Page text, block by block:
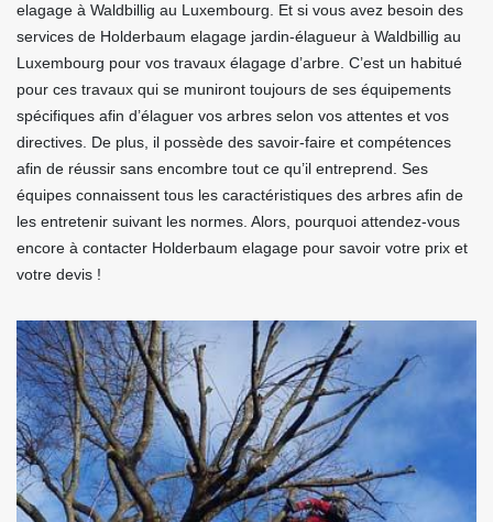
elagage à Waldbillig au Luxembourg. Et si vous avez besoin des
services de Holderbaum elagage jardin-élagueur à Waldbillig au
Luxembourg pour vos travaux élagage d’arbre. C’est un habitué
pour ces travaux qui se muniront toujours de ses équipements
spécifiques afin d’élaguer vos arbres selon vos attentes et vos
directives. De plus, il possède des savoir-faire et compétences
afin de réussir sans encombre tout ce qu’il entreprend. Ses
équipes connaissent tous les caractéristiques des arbres afin de
les entretenir suivant les normes. Alors, pourquoi attendez-vous
encore à contacter Holderbaum elagage pour savoir votre prix et
votre devis !